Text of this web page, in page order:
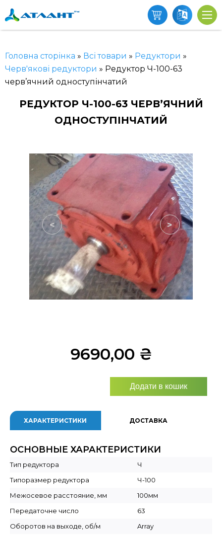
Головна сторінка » Всі товари » Редуктори »
Черв'якові редуктори » Редуктор Ч-100-63
черв’ячний одноступінчатий
РЕДУКТОР Ч-100-63 ЧЕРВ’ЯЧНИЙ
ОДНОСТУПІНЧАТИЙ
< >
9690,00 ₴
Додати в кошик
ХАРАКТЕРИСТИКИ ДОСТАВКА
ОСНОВНЫЕ ХАРАКТЕРИСТИКИ
Тип редуктора
Ч
Типоразмер редуктора
Ч-100
Межосевое расстояние, мм
100мм
Передаточне число
63
Оборотов на выходе, об/м
Array